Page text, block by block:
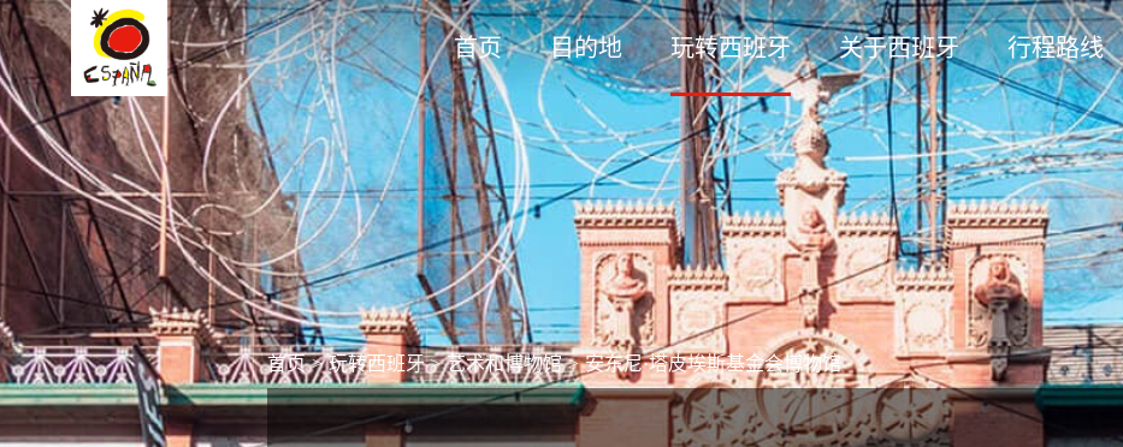
首页 目的地 玩转西班牙 关于西班牙 行程路线
首页 > 玩转西班牙 > 艺术和博物馆 > 安东尼·塔皮埃斯基金会博物馆